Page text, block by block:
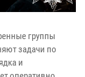
группы
задачи по
и